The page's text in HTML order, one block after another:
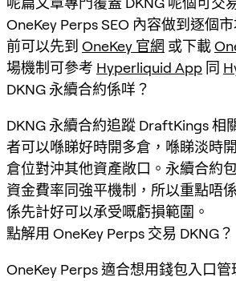
OneKey Perps SEO 內容做到逐個
前可以先到 OneKey 官網 或下載
場機制可參考 Hyperliquid App 同
DKNG 永續合約係咩？
DKNG 永續合約追蹤 DraftKings 相
者可以喺睇好時開多倉，喺睇淡時
倉位對沖其他資產敞口。永續合約
資金費率同強平機制，所以重點唔
係先計好可以承受嘅虧損範圍。
點解用 OneKey Perps 交易 DKNG？
OneKey Perps 適合想用錢包入口